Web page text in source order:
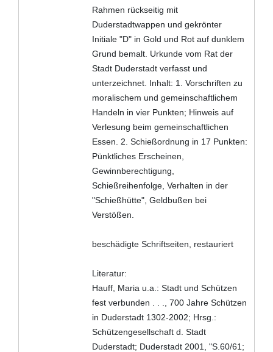
Rahmen rückseitig mit
Duderstadtwappen und gekrönter
Initiale "D" in Gold und Rot auf dunklem
Grund bemalt. Urkunde vom Rat der
Stadt Duderstadt verfasst und
unterzeichnet. Inhalt: 1. Vorschriften zu
moralischem und gemeinschaftlichem
Handeln in vier Punkten; Hinweis auf
Verlesung beim gemeinschaftlichen
Essen. 2. Schießordnung in 17 Punkten:
Pünktliches Erscheinen,
Gewinnberechtigung,
Schießreihenfolge, Verhalten in der
"Schießhütte", Geldbußen bei
Verstößen.
beschädigte Schriftseiten, restauriert
Literatur:
Hauff, Maria u.a.: Stadt und Schützen
fest verbunden . . ., 700 Jahre Schützen
in Duderstadt 1302-2002; Hrsg.:
Schützengesellschaft d. Stadt
Duderstadt; Duderstadt 2001, "S.60/61;